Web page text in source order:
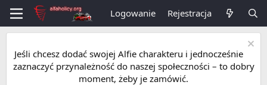
Logowanie Rejestracja
Jeśli chcesz dodać swojej Alfie charakteru i jednocześnie
zaznaczyć przynależność do naszej społeczności – to dobry
moment, żeby je zamówić.